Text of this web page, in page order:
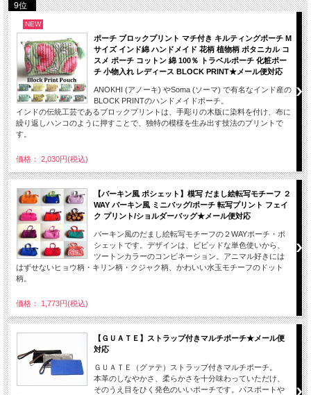
9位
NEW
ポーチ ブロックプリント マチ付き キルティングポーチ M
サイズ インド綿 ハンドメイド 花柄 植物柄 ボタニカル コ
スメ ポーチ コットン 綿 100％ トラベルポーチ 化粧ポー
チ 小物入れ レディース BLOCK PRINT★メール便対応
ANOKHI (アノーキ) やSoma (ソーマ) で有名なインド産の
BLOCK PRINTのハンドメイドポーチ。
インドの伝統工芸であるブロックプリントは、手彫りの木版に染料を付け、布に
繰り返しハンコのように押すことで、独特の模様を生み出す技法のプリントで
す。
価格： 2,030円(税込)
【バーキン風 ポシェット】模写 だまし絵転写モチーフ ２
WAY バーキン風 ミニバッグ/ポーチ 転写プリント フェイ
ク プリント/ショルダーバッグ★メール便対応
バーキン風のだまし絵転写モチーフの２WAYポーチ・ポ
シェットです。デザインは、ビビッドな単色使いから、
ツートンカラーのコンビネーション。アニマル好きには
はずせないヒョウ柄・キリン柄・クジャク柄、かわいい水玉モチーフのドット
柄。
価格： 1,773円(税込)
【ＧＵＡＴＥ】ストラップ付きマルチポーチ★メール便
対応
ＧＵＡＴＥ（グァテ）ストラップ付きマルチポーチ。
本革のしなやかさ、柔らかさを十分味わっていただけ、
そのうえ目をひく発色のいいポーチです。パスポートや